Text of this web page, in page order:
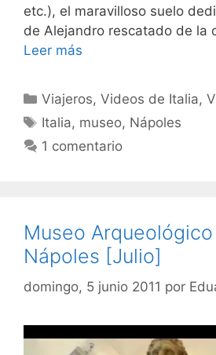
etc.), el maravilloso suelo
de Alejandro rescatado de la
Leer más
Categorías
Viajeros,Videos de Italia,
Etiquetas
Italia, museo, Nápoles
1 comentario
Museo
Nápoles [Julio]
domingo, 5 junio 2011 por